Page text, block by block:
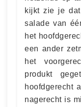
kijkt zie je
salade van
het
een ander
het
produkt
hoofdgerecht
nagerecht is